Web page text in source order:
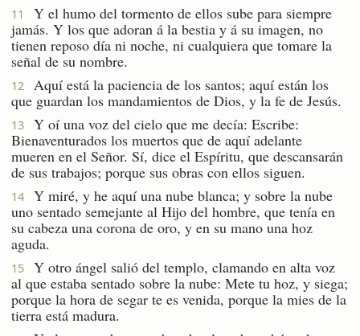
11
Y el humo del tormento de ellos sube para siempre
jamás. Y los que adoran á la bestia y á su imagen, no
tienen reposo día ni noche, ni cualquiera que tomare la
señal de su nombre.
12
Aquí está la paciencia de los santos; aquí están los
que guardan los mandamientos de Dios, y la fe de Jesús.
13
Y oí una voz del cielo que me decía: Escribe:
Bienaventurados los muertos que de aquí adelante
mueren en el Señor. Sí, dice el Espíritu, que descansarán
de sus trabajos; porque sus obras con ellos siguen.
14
Y miré, y he aquí una nube blanca; y sobre la nube
uno sentado semejante al Hijo del hombre, que tenía en
su cabeza una corona de oro, y en su mano una hoz
aguda.
15
Y otro ángel salió del templo, clamando en alta voz
al que estaba sentado sobre la nube: Mete tu hoz, y siega;
porque la hora de segar te es venida, porque la mies de la
tierra está madura.